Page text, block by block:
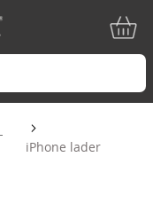
iPhone lader